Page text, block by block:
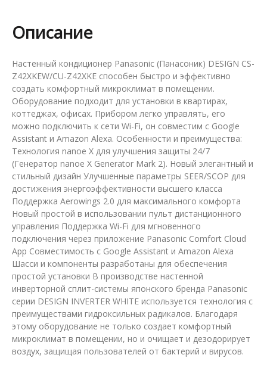
Описание
Настенный кондиционер Panasonic (Панасоник) DESIGN CS-
Z42XKEW/CU-Z42XKE способен быстро и эффективно
создать комфортный микроклимат в помещении.
Оборудование подходит для установки в квартирах,
коттеджах, офисах. Прибором легко управлять, его
можно подключить к сети Wi-Fi, он совместим с Google
Assistant и Amazon Alexa. Особенности и преимущества:
Технология nanoe X для улучшения защиты 24/7
(Генератор nanoe X Generator Mark 2). Новый элегантный и
стильный дизайн Улучшенные параметры SEER/SCOP для
достижения энергоэффективности высшего класса
Поддержка Aerowings 2.0 для максимального комфорта
Новый простой в использовании пульт дистанционного
управления Поддержка Wi-Fi для мгновенного
подключения через приложение Panasonic Comfort Cloud
App Совместимость с Google Assistant и Amazon Alexa
Шасси и компоненты разработаны для обеспечения
простой установки В производстве настенной
инверторной сплит-системы японского бренда Panasonic
серии DESIGN INVERTER WHITE используется технология с
преимуществами гидроксильных радикалов. Благодаря
этому оборудование не только создает комфортный
микроклимат в помещении, но и очищает и дезодорирует
воздух, защищая пользователей от бактерий и вирусов.